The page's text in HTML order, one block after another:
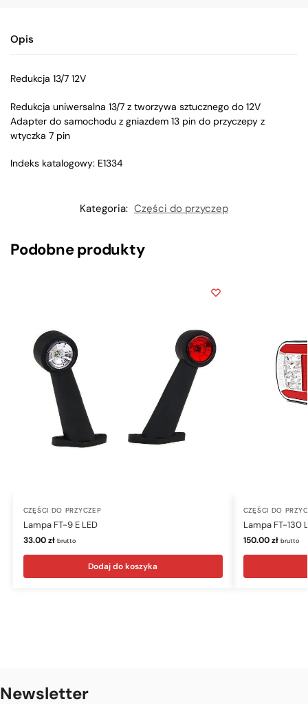
Opis
Redukcja 13/7 12V
Redukcja uniwersalna 13/7 z tworzywa sztucznego do 12V
Adapter do samochodu z gniazdem 13 pin do przyczepy z
wtyczka 7 pin
Indeks katalogowy: E1334
Kategoria: Części do przyczep
Podobne produkty
CZĘŚCI DO PRZYCZEP
Lampa FT-9 E LED
33.00zł brutto
Dodaj do koszyka
CZĘŚCI DO
Lampa FT-130
150.00zł brutto
Newsletter